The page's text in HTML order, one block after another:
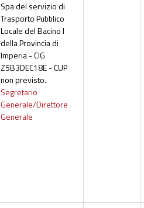
Spa del servizio di
Trasporto Pubblico
Locale del Bacino I
della Provincia di
Imperia - CIG
Z5B3DEC18E - CUP
non previsto.
Segretario
Generale/Direttore
Generale